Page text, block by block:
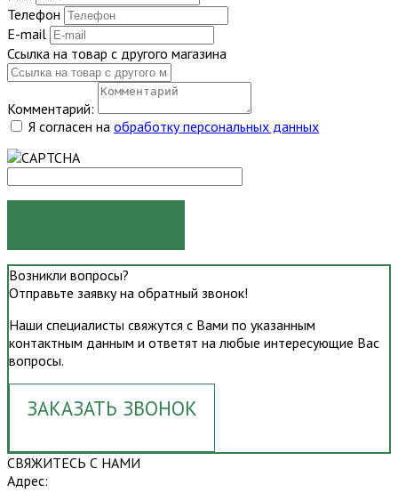
Телефон
E-mail
Ссылка на товар с другого магазина
Комментарий:
Я согласен на обработку персональных данных
Возникли вопросы?
Отправьте заявку на обратный звонок!
Наши специалисты свяжутся с Вами по указанным
контактным данным и ответят на любые интересующие Вас
вопросы.
ЗАКАЗАТЬ ЗВОНОК
СВЯЖИТЕСЬ С НАМИ
Адрес: